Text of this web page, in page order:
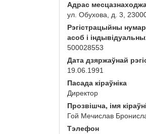
Адрас
ул. Обухова, д. 3,
Рэгістрацыйны
асоб і
500028553
Дата дзяржаўнай
19.06.1991
Пасада кіраўніка
Директор
Прозвішча, імя
Гой Мечислав
Тэлефон